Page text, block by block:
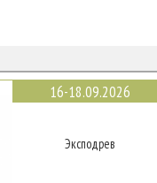
16-18.09.2026
Эксподрев